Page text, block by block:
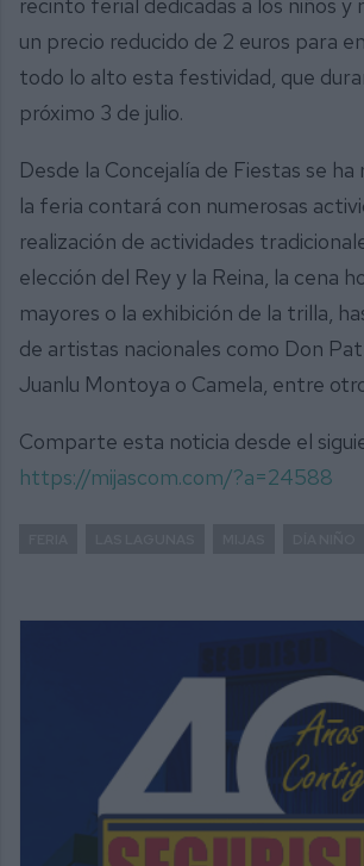
recinto ferial dedicadas a los niños y
un precio reducido de 2 euros para
todo lo alto esta festividad, que
próximo 3 de julio.
Desde la Concejalía de Fiestas se ha
la feria contará con numerosas
realización de actividades
elección del Rey y la Reina, la cena
mayores o la exhibición de la trilla,
de artistas nacionales como Don
Juanlu Montoya o Camela, entre
Comparte esta noticia desde el
https://mijascom.com/?a=24588